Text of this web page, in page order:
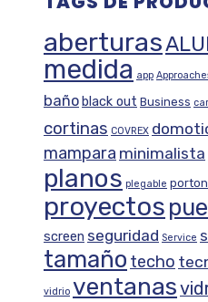
aberturas
medida app
baño black out Business
cortinas COVREX
mampara minimalista
planos plegable porton
proyectos
screen seguridad Service
tamaño techo
vidrio ventanas